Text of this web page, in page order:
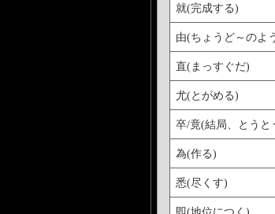
就(完成する)
由(ちょうど～のよ
直(まっすぐだ)
尤(とがめる)
卒/竟(結局、とうと
為(作る)
悉(尽くす)